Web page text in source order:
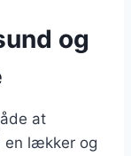
og
at
en lækker og